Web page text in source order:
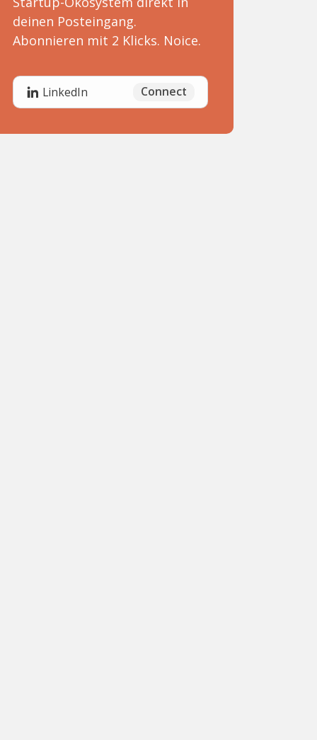
deinen Posteingang.
Abonnieren mit 2 Klicks. Noice.
LinkedIn Connect